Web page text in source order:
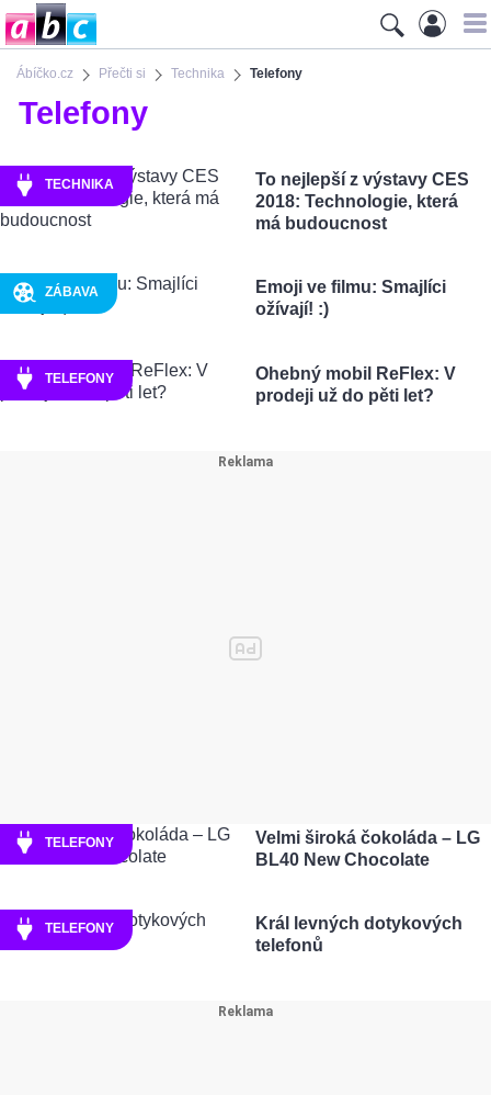
Ábíčko.cz Přečti si Technika Telefony
Telefony
TECHNIKA
To nejlepší z výstavy CES
2018: Technologie, která
má budoucnost
ZÁBAVA
Emoji ve filmu: Smajlíci
ožívají! :)
TELEFONY
Ohebný mobil ReFlex: V
prodeji už do pěti let?
TELEFONY
Velmi široká čokoláda – LG
BL40 New Chocolate
TELEFONY
Král levných dotykových
telefonů